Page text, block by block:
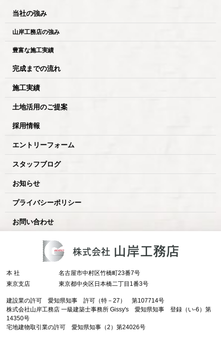
当社の強み
山岸工務店の強み
豊富な施工実績
完成までの流れ
施工実績
土地活用のご提案
採用情報
エントリーフォーム
スタッフブログ
お知らせ
プライバシーポリシー
お問い合わせ
本 社
名古屋市中村区竹橋町23番7号
東京支店
東京都中央区日本橋二丁目1番3号
建設業の許可 愛知県知事 許可（特－27） 第107714号
株式会社山岸工務店 一級建築士事務所 Gissy's 愛知県知事 登録（い-6）第
14350号
宅地建物取引業の許可 愛知県知事（2）第24026号